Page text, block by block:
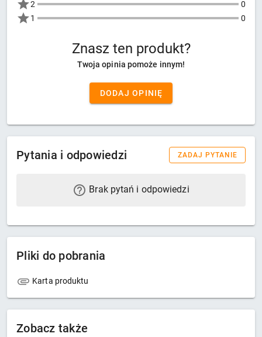
2
0
1
0
Znasz ten produkt?
Twoja opinia pomoże innym!
DODAJ OPINIĘ
Pytania i odpowiedzi ZADAJ PYTANIE
Brak pytań i odpowiedzi
Pliki do pobrania
Karta produktu
Zobacz także